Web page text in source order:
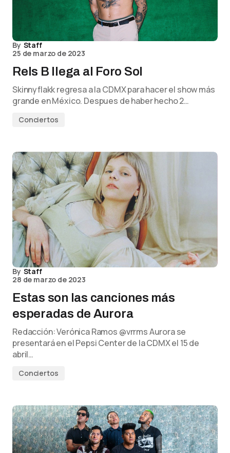
By Staff
25 de marzo de 2023
Rels B llega al Foro Sol
Skinnyflakk regresa a la CDMX para hacer el show más
grande en México. Despues de haber hecho 2…
Conciertos
By Staff
28 de marzo de 2023
Estas son las canciones más
esperadas de Aurora
Redacción: Verónica Ramos @vrrms Aurora se
presentará en el Pepsi Center de la CDMX el 15 de
abril…
Conciertos